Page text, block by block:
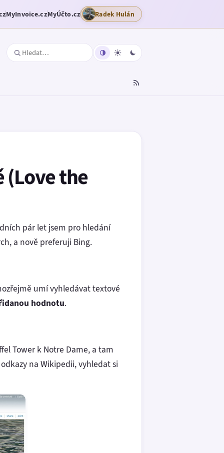
MyInvoice.czMyÚčto.cz Radek Hulán
(Love the
pár let jsem pro hledání
a nově preferuji Bing.
umí vyhledávat textové
hodnotu.
Tower k Notre Dame, a tam
na Wikipedii, vyhledat si